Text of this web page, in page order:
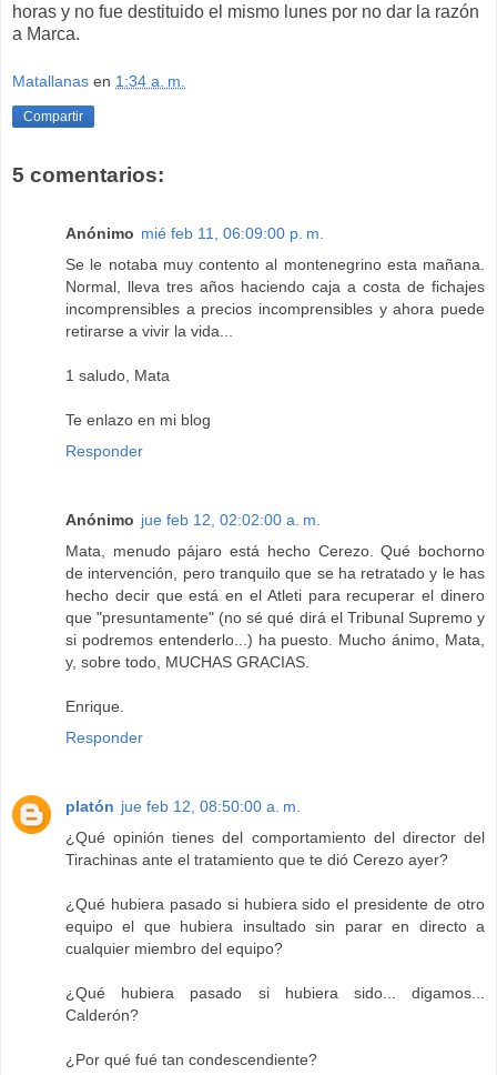
horas y no fue destituido el mismo lunes por no dar la razón
a Marca.
Matallanas en 1:34 a. m.
Compartir
5 comentarios:
Anónimo mié feb 11, 06:09:00 p. m.
Se le notaba muy contento al montenegrino esta mañana.
Normal, lleva tres años haciendo caja a costa de fichajes
incomprensibles a precios incomprensibles y ahora puede
retirarse a vivir la vida...
1 saludo, Mata
Te enlazo en mi blog
Responder
Anónimo jue feb 12, 02:02:00 a. m.
Mata, menudo pájaro está hecho Cerezo. Qué bochorno
de intervención, pero tranquilo que se ha retratado y le has
hecho decir que está en el Atleti para recuperar el dinero
que "presuntamente" (no sé qué dirá el Tribunal Supremo y
si podremos entenderlo...) ha puesto. Mucho ánimo, Mata,
y, sobre todo, MUCHAS GRACIAS.
Enrique.
Responder
platón jue feb 12, 08:50:00 a. m.
¿Qué opinión tienes del comportamiento del director del
Tirachinas ante el tratamiento que te dió Cerezo ayer?
¿Qué hubiera pasado si hubiera sido el presidente de otro
equipo el que hubiera insultado sin parar en directo a
cualquier miembro del equipo?
¿Qué hubiera pasado si hubiera sido... digamos...
Calderón?
¿Por qué fué tan condescendiente?